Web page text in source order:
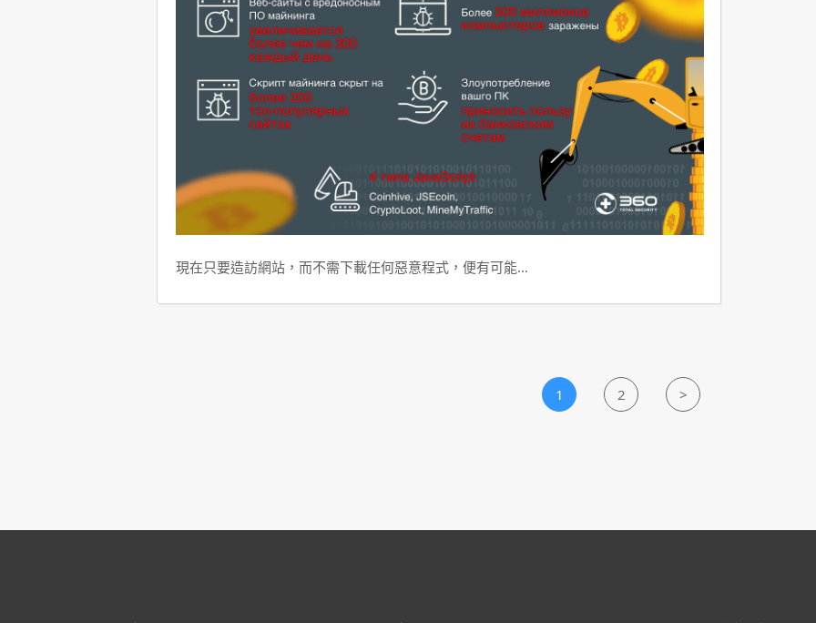
現在只要造訪網站，而不需下載任何惡意程式，便有可能…
1 2 >